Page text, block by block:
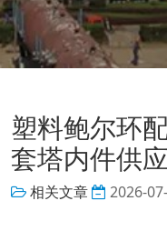
塑料鲍尔环
套塔内件供应
相关文章 2026-